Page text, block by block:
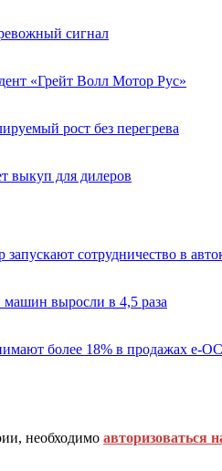
сигнал
«Грейт Волл Мотор Рус»
рост без перегрева
выкуп для дилеров
запускают сотрудничество в
выросли в 4,5 раза
более 18% в продажах е-
необходимо авторизоваться